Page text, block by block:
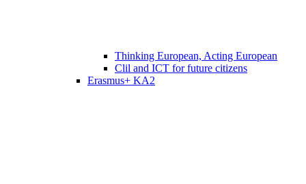
Thinking European, Acting European
Clil and ICT for future citizens
Erasmus+ KA2